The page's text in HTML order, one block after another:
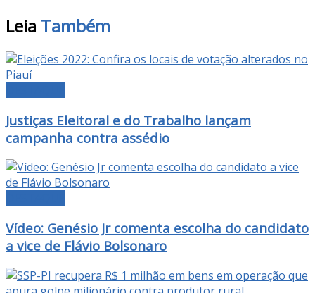
Leia Também
Justiças Eleitoral e do Trabalho lançam
campanha contra assédio
Vídeo: Genésio Jr comenta escolha do candidato
a vice de Flávio Bolsonaro